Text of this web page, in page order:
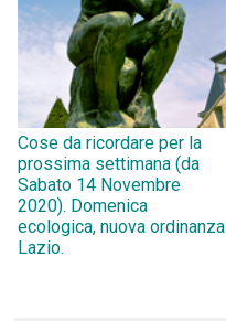
Cose da ricordare per la
prossima settimana (da
Sabato 14 Novembre
2020). Domenica
ecologica, nuova ordinanza
Lazio.